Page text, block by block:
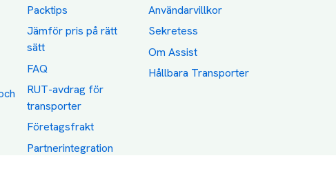
Packtips
Jämför pris på rätt
sätt
FAQ
RUT-avdrag för
transporter
Företagsfrakt
Partnerintegration
Användarvillkor
Sekretess
Om Assist
Hållbara Transporter